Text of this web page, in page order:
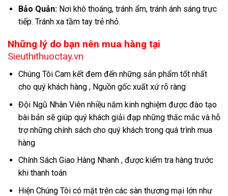
Bảo Quản: Nơi khô thoáng, tránh ẩm, tránh ánh sáng trực
tiếp. Tránh xa tầm tay trẻ nhỏ.
Những lý do bạn nên mua hàng tại
Sieuthithuoctay.vn
Chúng Tôi Cam kết đem đến những sản phẩm tốt nhất
cho quý khách hàng , Nguồn gốc xuất xứ rõ ràng
Đội Ngũ Nhân Viên nhiều năm kinh nghiệm được đào tạo
bài bản sẽ giúp quý khách giải đạp những thắc mắc và hỗ
trợ những chính sách cho quý khách trong quá trình mua
hàng
Chính Sách Giao Hàng Nhanh , được kiểm tra hàng trước
khi thanh toán
Hiện Chúng Tôi có mặt trên các sàn thương mại lớn như